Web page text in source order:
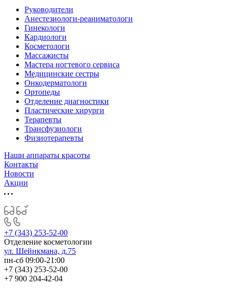
Руководители
Анестезиологи-реаниматологи
Гинекологи
Кардиологи
Косметологи
Массажисты
Мастера ногтевого сервиса
Медицинские сестры
Онкодерматологи
Ортопеды
Отделение диагностики
Пластические хирурги
Терапевты
Трансфузиологи
Физиотерапевты
Наши аппараты красоты
Контакты
Новости
Акции
+7 (343) 253-52-00
Отделение косметологии
ул. Шейнкмана, д.75
пн-сб 09:00-21:00
+7 (343) 253-52-00
+7 900 204-42-04